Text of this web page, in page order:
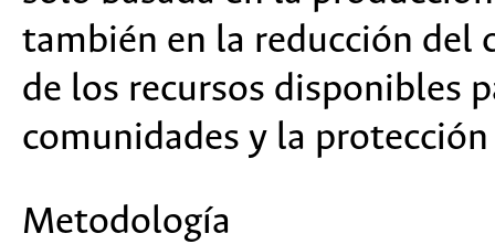
también en la reducción del
de los recursos disponibles
comunidades y la
Metodología